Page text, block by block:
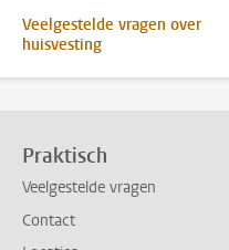
Veelgestelde vragen over
huisvesting
Praktisch
Veelgestelde vragen
Contact